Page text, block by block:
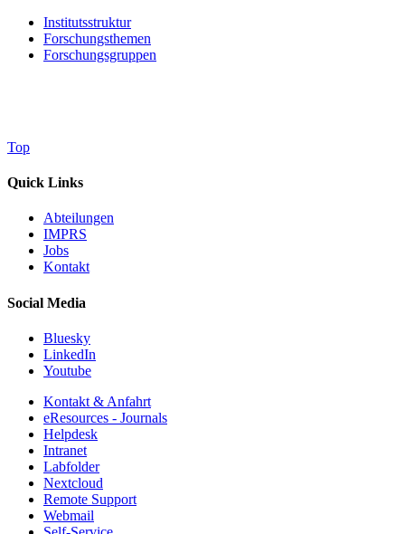
Institutsstruktur
Forschungsthemen
Forschungsgruppen
Top
Quick Links
Abteilungen
IMPRS
Jobs
Kontakt
Social Media
Bluesky
LinkedIn
Youtube
Kontakt & Anfahrt
eResources - Journals
Helpdesk
Intranet
Labfolder
Nextcloud
Remote Support
Webmail